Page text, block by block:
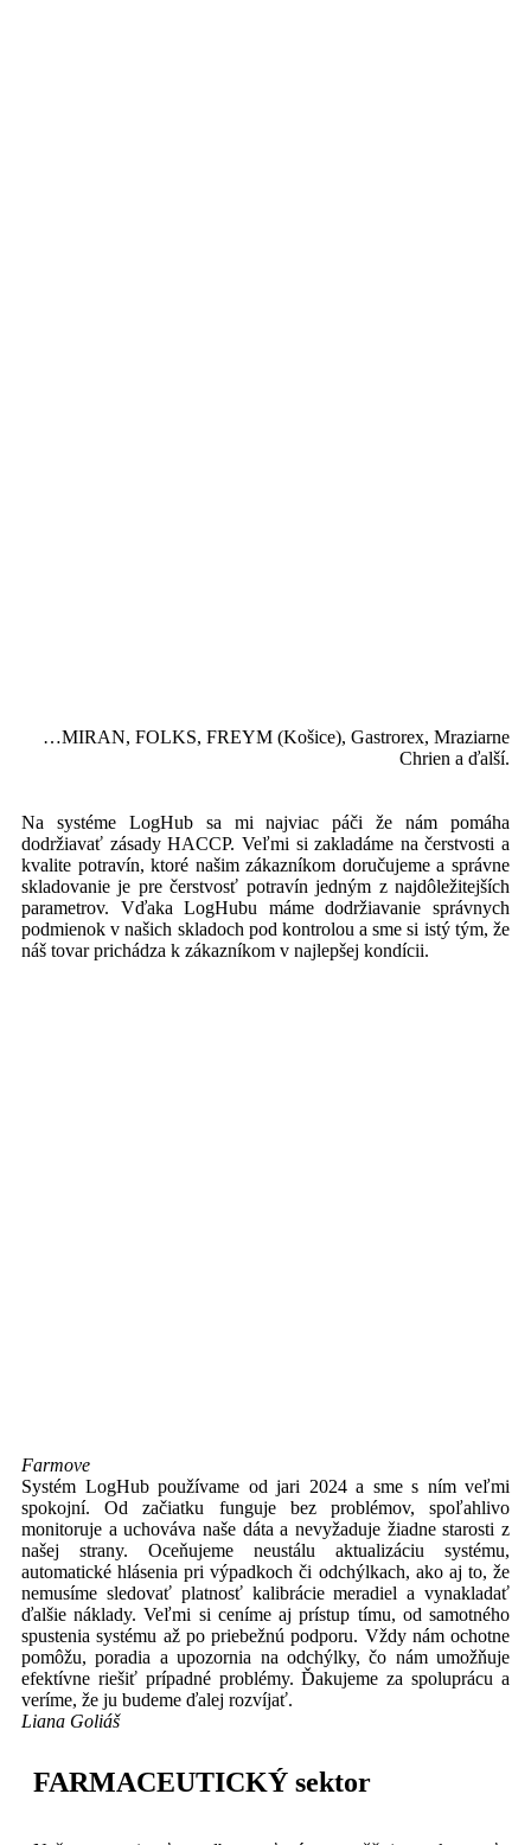
…MIRAN, FOLKS, FREYM (Košice), Gastrorex, Mraziarne
Chrien a ďalší.
Na systéme LogHub sa mi najviac páči že nám pomáha
dodržiavať zásady HACCP. Veľmi si zakladáme na čerstvosti a
kvalite potravín, ktoré našim zákazníkom doručujeme a správne
skladovanie je pre čerstvosť potravín jedným z najdôležitejších
parametrov. Vďaka LogHubu máme dodržiavanie správnych
podmienok v našich skladoch pod kontrolou a sme si istý tým, že
náš tovar prichádza k zákazníkom v najlepšej kondícii.
Farmove
Systém LogHub používame od jari 2024 a sme s ním veľmi
spokojní. Od začiatku funguje bez problémov, spoľahlivo
monitoruje a uchováva naše dáta a nevyžaduje žiadne starosti z
našej strany. Oceňujeme neustálu aktualizáciu systému,
automatické hlásenia pri výpadkoch či odchýlkach, ako aj to, že
nemusíme sledovať platnosť kalibrácie meradiel a vynakladať
ďalšie náklady. Veľmi si ceníme aj prístup tímu, od samotného
spustenia systému až po priebežnú podporu. Vždy nám ochotne
pomôžu, poradia a upozornia na odchýlky, čo nám umožňuje
efektívne riešiť prípadné problémy. Ďakujeme za spoluprácu a
veríme, že ju budeme ďalej rozvíjať.
Liana Goliáš
FARMACEUTICKÝ sektor